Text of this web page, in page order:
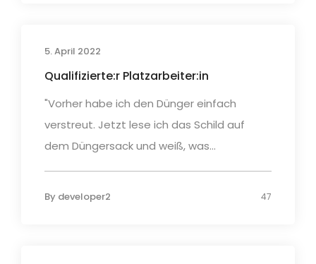
5. April 2022
Qualifizierte:r Platzarbeiter:in
"Vorher habe ich den Dünger einfach
verstreut. Jetzt lese ich das Schild auf
dem Düngersack und weiß, was...
By developer2 47